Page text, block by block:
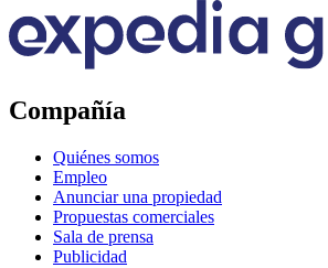
Compañía
Quiénes somos
Empleo
Anunciar una propiedad
Propuestas comerciales
Sala de prensa
Publicidad